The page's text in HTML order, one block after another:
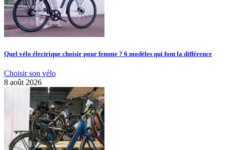
Quel vélo électrique choisir pour femme ? 6 modèles qui font la différence
Choisir son vélo
8 août 2026